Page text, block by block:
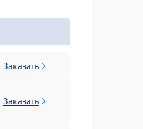
Заказать
Заказать